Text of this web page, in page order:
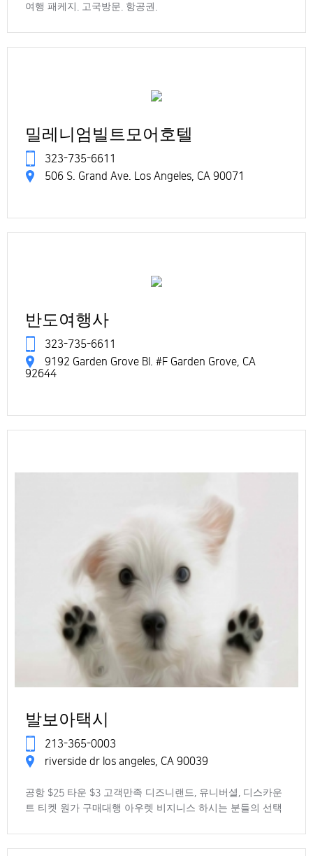
여행 패케지. 고국방문. 항공권.
밀레니엄빌트모어호텔
323-735-6611
506 S. Grand Ave. Los Angeles, CA 90071
반도여행사
323-735-6611
9192 Garden Grove Bl. #F Garden Grove, CA
92644
발보아택시
213-365-0003
riverside dr los angeles, CA 90039
공항 $25 타운 $3 고객만족 디즈니랜드, 유니버셜, 디스카운
트 티켓 원가 구매대행 아우렛 비지니스 하시는 분들의 선택